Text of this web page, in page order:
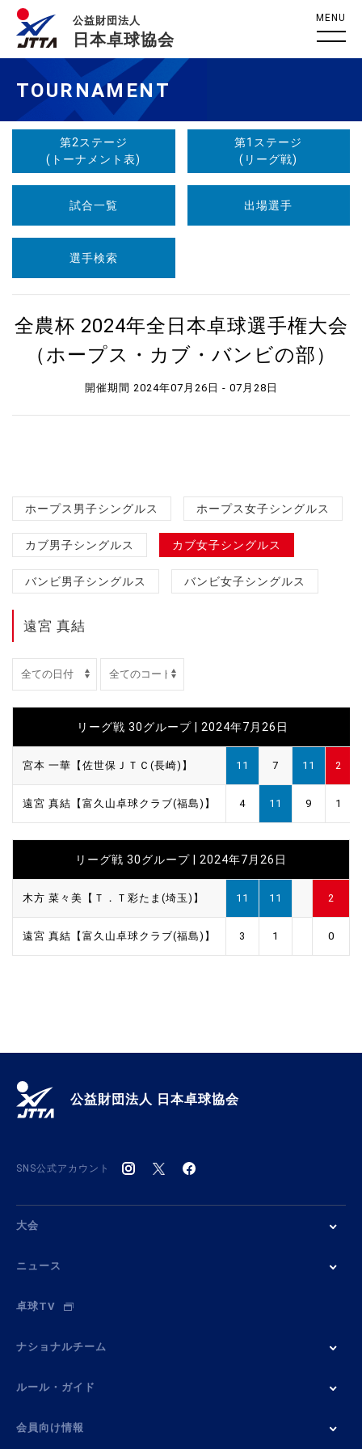
公益財団法人
日本卓球協会
MENU
TOURNAMENT
第2ステージ
(トーナメント表)
第1ステージ
(リーグ戦)
試合一覧 出場選手
選手検索
全農杯 2024年全日本卓球選手権大会
（ホープス・カブ・バンビの部）
開催期間 2024年07月26日 - 07月28日
ホープス男子シングルス ホープス女子シングルス
カブ男子シングルス カブ女子シングルス
バンビ男子シングルス バンビ女子シングルス
遠宮 真結
リーグ戦 30グループ | 2024年7月26日
宮本 一華【佐世保ＪＴＣ(長崎)】 11 7 11 2
遠宮 真結【富久山卓球クラブ(福島)】 4 11 9 1
リーグ戦 30グループ | 2024年7月26日
木方 菜々美【Ｔ．Ｔ彩たま(埼玉)】 11 11 2
遠宮 真結【富久山卓球クラブ(福島)】 3 1 0
公益財団法人 日本卓球協会
SNS公式アカウント
大会
ニュース
卓球TV
ナショナルチーム
ルール・ガイド
会員向け情報